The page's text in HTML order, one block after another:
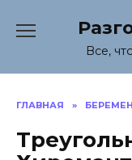
содержаниюВсе,
ГЛАВНАЯ »